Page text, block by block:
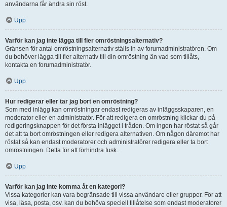
användarna får ändra sin röst.
Upp
Varför kan jag inte lägga till fler omröstningsalternativ?
Gränsen för antal omröstningsalternativ ställs in av forumadministratören. Om
du behöver lägga till fler alternativ till din omröstning än vad som tillåts,
kontakta en forumadministratör.
Upp
Hur redigerar eller tar jag bort en omröstning?
Som med inlägg kan omröstningar endast redigeras av inläggsskaparen, en
moderator eller en administratör. För att redigera en omröstning klickar du på
redigeringsknappen för det första inlägget i tråden. Om ingen har röstat så går
det att ta bort omröstningen eller redigera alternativen. Om någon däremot har
röstat så kan endast moderatorer och administratörer redigera eller ta bort
omröstningen. Detta för att förhindra fusk.
Upp
Varför kan jag inte komma åt en kategori?
Vissa kategorier kan vara begränsade till vissa användare eller grupper. För att
visa, läsa, posta, osv. kan du behöva speciell tillåtelse som endast moderatorer